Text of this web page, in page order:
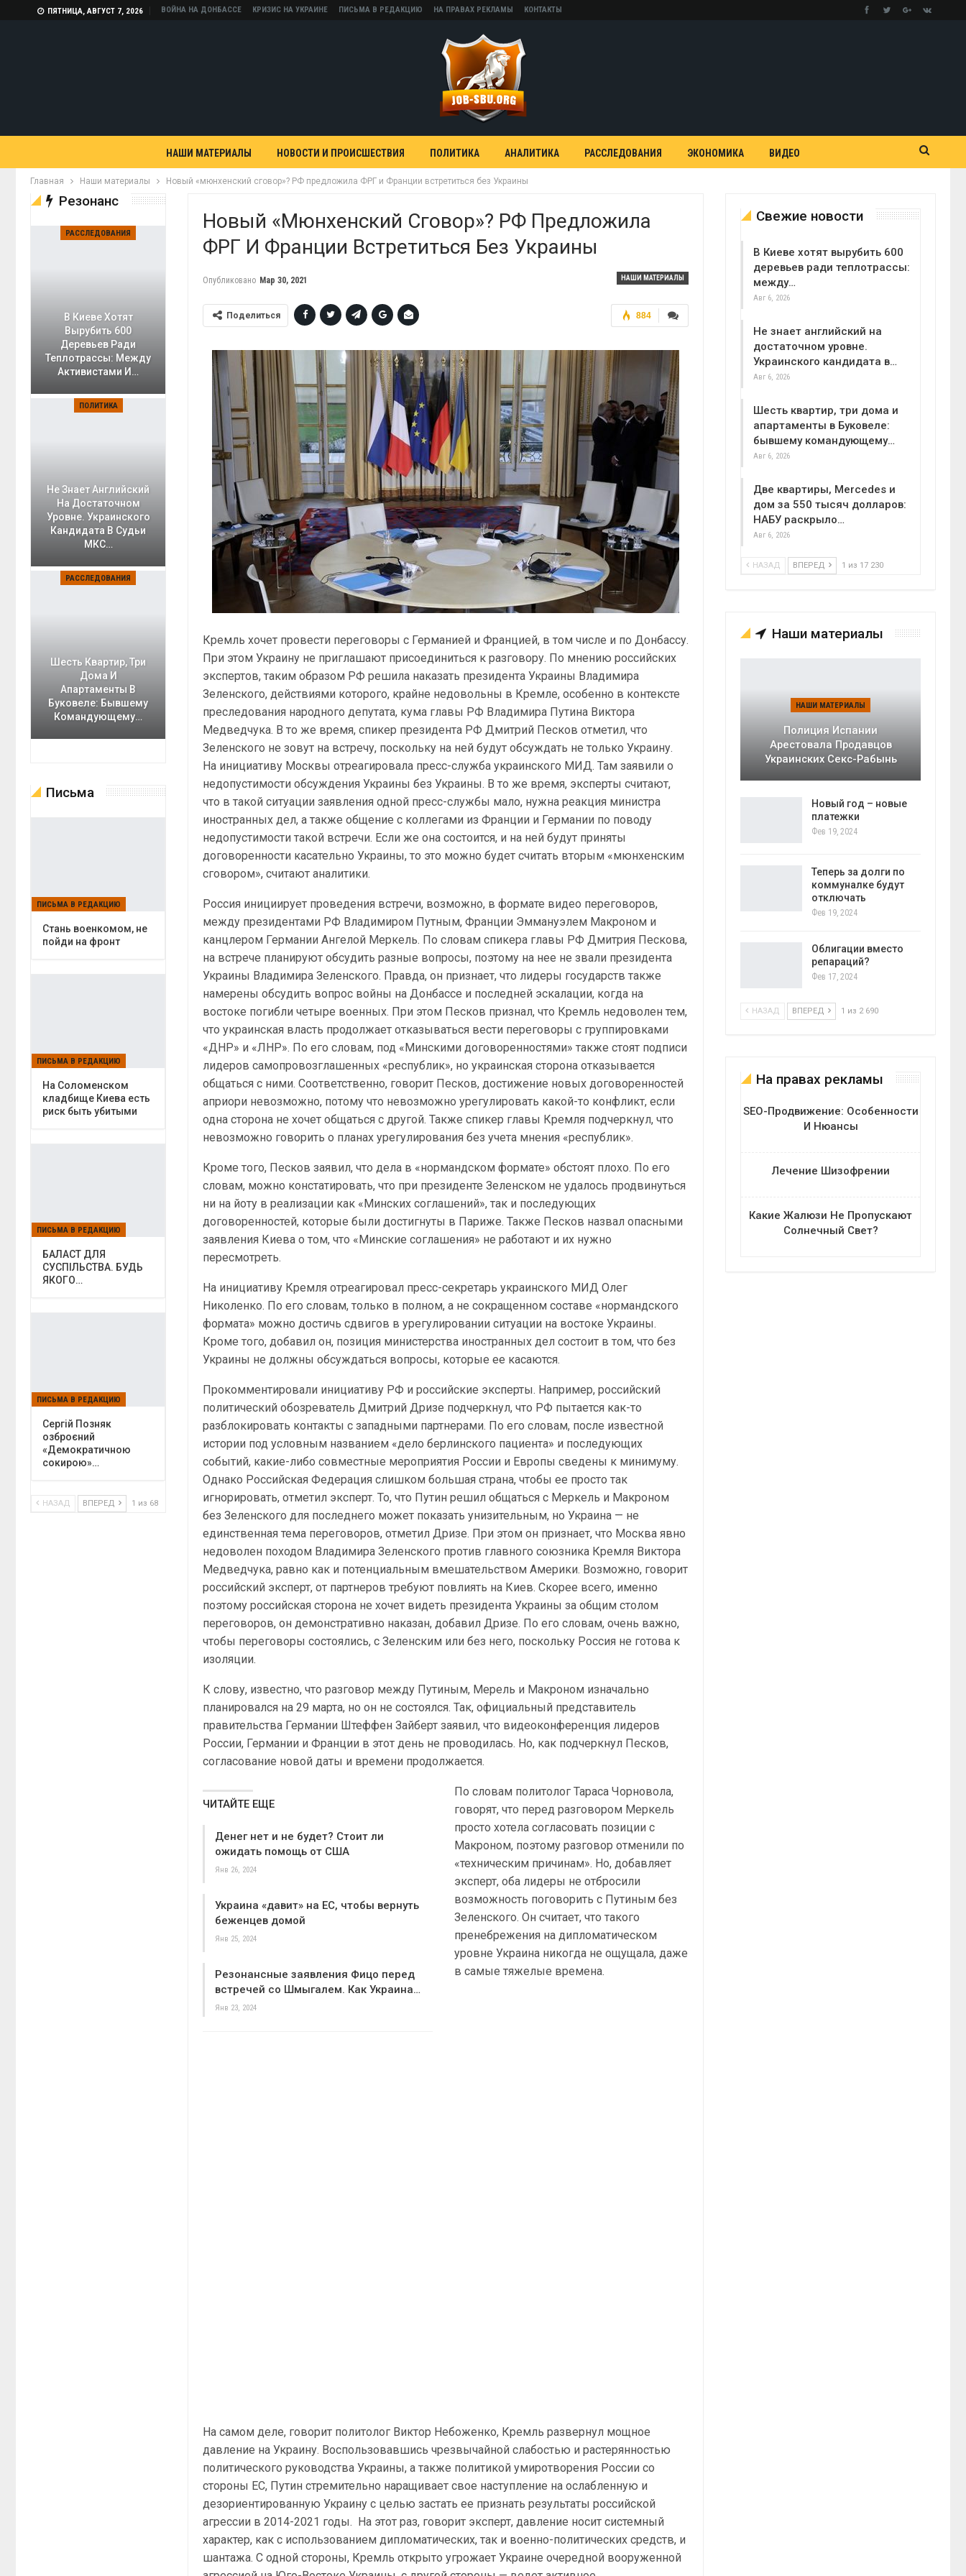
ПЯТНИЦА, АВГУСТ 7, 2026 ВОЙНА НА ДОНБАССЕ КРИЗИС НА УКРАИНЕ ПИСЬМА В РЕДАКЦИЮ НА ПРАВАХ РЕКЛАМЫ КОНТАКТЫ
НАШИ МАТЕРИАЛЫ НОВОСТИ И ПРОИСШЕСТВИЯ ПОЛИТИКА АНАЛИТИКА РАССЛЕДОВАНИЯ ЭКОНОМИКА ВИДЕО
Главная Наши материалы Новый «мюнхенский сговор»? РФ предложила ФРГ и Франции встретиться без Украины
Новый «мюнхенский Сговор»? РФ Предложила
ФРГ И Франции Встретиться Без Украины
НАШИ МАТЕРИАЛЫ
Опубликовано Мар 30, 2021
884
Поделиться
Кремль хочет провести переговоры с Германией и Францией, в том числе и по Донбассу.
При этом Украину не приглашают присоединиться к разговору. По мнению российских
экспертов, таким образом РФ решила наказать президента Украины Владимира
Зеленского, действиями которого, крайне недовольны в Кремле, особенно в контексте
преследования народного депутата, кума главы РФ Владимира Путина Виктора
Медведчука. В то же время, спикер президента РФ Дмитрий Песков отметил, что
Зеленского не зовут на встречу, поскольку на ней будут обсуждать не только Украину.
На инициативу Москвы отреагировала пресс-служба украинского МИД. Там заявили о
недопустимости обсуждения Украины без Украины. В то же время, эксперты считают,
что в такой ситуации заявления одной пресс-службы мало, нужна реакция министра
иностранных дел, а также общение с коллегами из Франции и Германии по поводу
недопустимости такой встречи. Если же она состоится, и на ней будут приняты
договоренности касательно Украины, то это можно будет считать вторым «мюнхенским
сговором», считают аналитики.
Россия инициирует проведения встречи, возможно, в формате видео переговоров,
между президентами РФ Владимиром Путным, Франции Эммануэлем Макроном и
канцлером Германии Ангелой Меркель. По словам спикера главы РФ Дмитрия Пескова,
на встрече планируют обсудить разные вопросы, поэтому на нее не звали президента
Украины Владимира Зеленского. Правда, он признает, что лидеры государств также
намерены обсудить вопрос войны на Донбассе и последней эскалации, когда на
востоке погибли четыре военных. При этом Песков признал, что Кремль недоволен тем,
что украинская власть продолжает отказываться вести переговоры с группировками
«ДНР» и «ЛНР». По его словам, под «Минскими договоренностями» также стоят подписи
лидеров самопровозглашенных «республик», но украинская сторона отказывается
общаться с ними. Соответственно, говорит Песков, достижение новых договоренностей
априори невозможно, потому что невозможно урегулировать какой-то конфликт, если
одна сторона не хочет общаться с другой. Также спикер главы Кремля подчеркнул, что
невозможно говорить о планах урегулирования без учета мнения «республик».
Кроме того, Песков заявил, что дела в «нормандском формате» обстоят плохо. По его
словам, можно констатировать, что при президенте Зеленском не удалось продвинуться
ни на йоту в реализации как «Минских соглашений», так и последующих
договоренностей, которые были достигнуты в Париже. Также Песков назвал опасными
заявления Киева о том, что «Минские соглашения» не работают и их нужно
пересмотреть.
На инициативу Кремля отреагировал пресс-секретарь украинского МИД Олег
Николенко. По его словам, только в полном, а не сокращенном составе «нормандского
формата» можно достичь сдвигов в урегулировании ситуации на востоке Украины.
Кроме того, добавил он, позиция министерства иностранных дел состоит в том, что без
Украины не должны обсуждаться вопросы, которые ее касаются.
Прокомментировали инициативу РФ и российские эксперты. Например, российский
политический обозреватель Дмитрий Дризе подчеркнул, что РФ пытается как-то
разблокировать контакты с западными партнерами. По его словам, после известной
истории под условным названием «дело берлинского пациента» и последующих
событий, какие-либо совместные мероприятия России и Европы сведены к минимуму.
Однако Российская Федерация слишком большая страна, чтобы ее просто так
игнорировать, отметил эксперт. То, что Путин решил общаться с Меркель и Макроном
без Зеленского для последнего может показать унизительным, но Украина — не
единственная тема переговоров, отметил Дризе. При этом он признает, что Москва явно
недоволен походом Владимира Зеленского против главного союзника Кремля Виктора
Медведчука, равно как и потенциальным вмешательством Америки. Возможно, говорит
российский эксперт, от партнеров требуют повлиять на Киев. Скорее всего, именно
поэтому российская сторона не хочет видеть президента Украины за общим столом
переговоров, он демонстративно наказан, добавил Дризе. По его словам, очень важно,
чтобы переговоры состоялись, с Зеленским или без него, поскольку Россия не готова к
изоляции.
К слову, известно, что разговор между Путиным, Мерель и Макроном изначально
планировался на 29 марта, но он не состоялся. Так, официальный представитель
правительства Германии Штеффен Зайберт заявил, что видеоконференция лидеров
России, Германии и Франции в этот день не проводилась. Но, как подчеркнул Песков,
согласование новой даты и времени продолжается.
ЧИТАЙТЕ ЕЩЕ
Денег нет и не будет? Стоит ли
ожидать помощь от США
Янв 26, 2024
Украина «давит» на ЕС, чтобы вернуть
беженцев домой
Янв 25, 2024
Резонансные заявления Фицо перед
встречей со Шмыгалем. Как Украина…
Янв 23, 2024
По словам политолог Тараса Чорновола,
говорят, что перед разговором Меркель
просто хотела согласовать позиции с
Макроном, поэтому разговор отменили по
«техническим причинам». Но, добавляет
эксперт, оба лидеры не отбросили
возможность поговорить с Путиным без
Зеленского. Он считает, что такого
пренебрежения на дипломатическом
уровне Украина никогда не ощущала, даже
в самые тяжелые времена.
На самом деле, говорит политолог Виктор Небоженко, Кремль развернул мощное
давление на Украину. Воспользовавшись чрезвычайной слабостью и растерянностью
политического руководства Украины, а также политикой умиротворения России со
стороны ЕС, Путин стремительно наращивает свое наступление на ослабленную и
дезориентированную Украину с целью застать ее признать результаты российской
агрессии в 2014-2021 годы. На этот раз, говорит эксперт, давление носит системный
характер, как с использованием дипломатических, так и военно-политических средств, и
шантажа. С одной стороны, Кремль открыто угрожает Украине очередной вооруженной
Свежие новости
В Киеве хотят вырубить 600
деревьев ради теплотрассы:
между…
Авг 6, 2026
Не знает английский на
достаточном уровне.
Украинского кандидата в…
Авг 6, 2026
Шесть квартир, три дома и
апартаменты в Буковеле:
бывшему командующему…
Авг 6, 2026
Две квартиры, Mercedes и
дом за 550 тысяч долларов:
НАБУ раскрыло…
Авг 6, 2026
НАЗАД ВПЕРЕД 1 из 17 230
Наши материалы
НАШИ МАТЕРИАЛЫ
Полиция Испании
Арестовала Продавцов
Украинских Секс-Рабынь
Новый год – новые
платежки
Фев 19, 2024
Теперь за долги по
коммуналке будут
отключать
Фев 19, 2024
Облигации вместо
репараций?
Фев 17, 2024
НАЗАД ВПЕРЕД 1 из 2 690
На правах рекламы
SEO-Продвижение: Особенности
И Нюансы
Лечение Шизофрении
Какие Жалюзи Не Пропускают
Солнечный Свет?
Резонанс
РАССЛЕДОВАНИЯ
В Киеве Хотят
Вырубить 600
Деревьев Ради
Теплотрассы: Между
Активистами И…
ПОЛИТИКА
Не Знает Английский
На Достаточном
Уровне. Украинского
Кандидата В Судьи
МКС…
РАССЛЕДОВАНИЯ
Шесть Квартир, Три
Дома И
Апартаменты В
Буковеле: Бывшему
Командующему…
Письма
ПИСЬМА В РЕДАКЦИЮ
Cтань военкомом, не
пойди на фронт
ПИСЬМА В РЕДАКЦИЮ
На Соломенском
кладбище Киева есть
риск быть убитыми
ПИСЬМА В РЕДАКЦИЮ
БАЛАСТ ДЛЯ
СУСПІЛЬСТВА. БУДЬ
ЯКОГО…
ПИСЬМА В РЕДАКЦИЮ
Сергій Позняк
озброєний
«Демократичною
сокирою»…
НАЗАД ВПЕРЕД 1 из 68